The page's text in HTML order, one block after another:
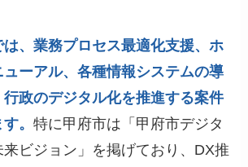
、業務プロセス最適化支援、ホ
ーアル、各種情報システムの導
行政のデジタル化を推進する案件
す。特に甲府市は「甲府市デジタ
ビジョン」を掲げており、DX推